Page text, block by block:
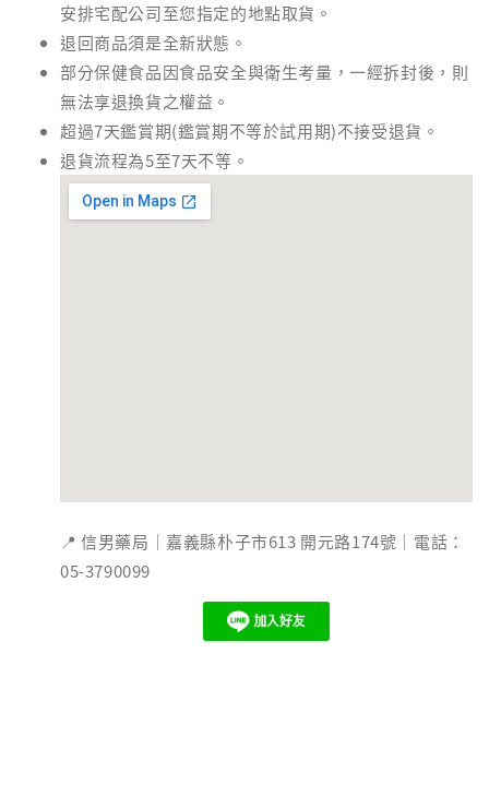
安排宅配公司至您指定的地點取貨。
退回商品須是全新狀態。
部分保健食品因食品安全與衛生考量，一經拆封後，則
無法享退換貨之權益。
超過7天鑑賞期(鑑賞期不等於試用期)不接受退貨。
退貨流程為5至7天不等。
📍 信男藥局｜嘉義縣朴子市613 開元路174號｜電話：
05-3790099